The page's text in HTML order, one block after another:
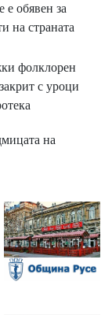
е обявен за
на страната
фолклорен
с уроци
на